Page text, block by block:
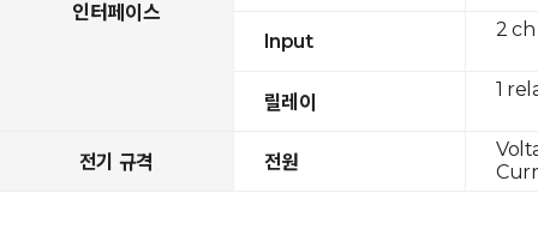
인터페이스
Input
릴레이
전기 규격 전원
2 ch
1